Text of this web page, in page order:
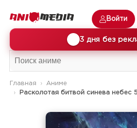
3 дня без
Войти
Главная
Аниме
Расколотая битвой синева небес